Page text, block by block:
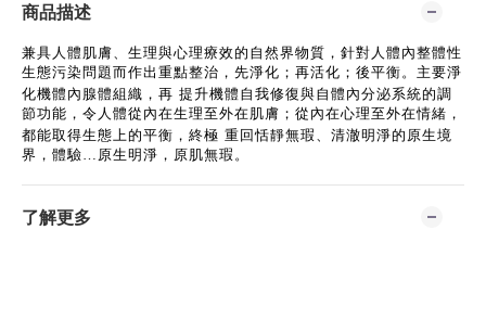
商品描述
兼具人體肌膚、生理與心理療效的自然界物質，針對人體內整體性
生態污染問題而作出重點整治，先淨化；再活化；後平衡。主要淨
化機體內腺體組織，再 提升機體自我修復與自體內分泌系統的調
節功能，令人體從內在生理至外在肌膚；從內在心理至外在情緒，
都能取得生態上的平衡，終極 重回恬靜無瑕、清澈明淨的原生境
界，體驗…原生明淨，原肌無瑕。
了解更多